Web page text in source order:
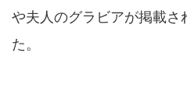
や夫人のグラビアが掲載さ
た。